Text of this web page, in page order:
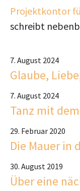
Projektkontor
schreibt
7. August 2024
Glaube,
7. August 2024
Tanz mit
29. Februar 2020
Die Mauer in
30. August 2019
Über eine